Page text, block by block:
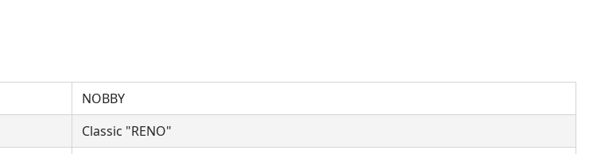
NOBBY
Classic "RENO"